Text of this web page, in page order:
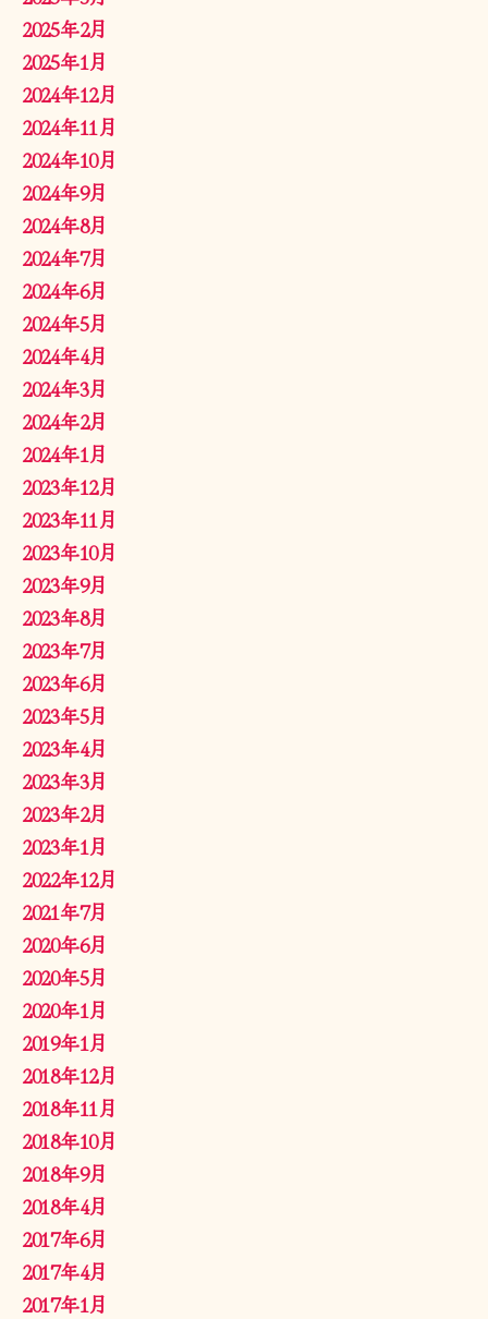
2025年2月
2025年1月
2024年12月
2024年11月
2024年10月
2024年9月
2024年8月
2024年7月
2024年6月
2024年5月
2024年4月
2024年3月
2024年2月
2024年1月
2023年12月
2023年11月
2023年10月
2023年9月
2023年8月
2023年7月
2023年6月
2023年5月
2023年4月
2023年3月
2023年2月
2023年1月
2022年12月
2021年7月
2020年6月
2020年5月
2020年1月
2019年1月
2018年12月
2018年11月
2018年10月
2018年9月
2018年4月
2017年6月
2017年4月
2017年1月